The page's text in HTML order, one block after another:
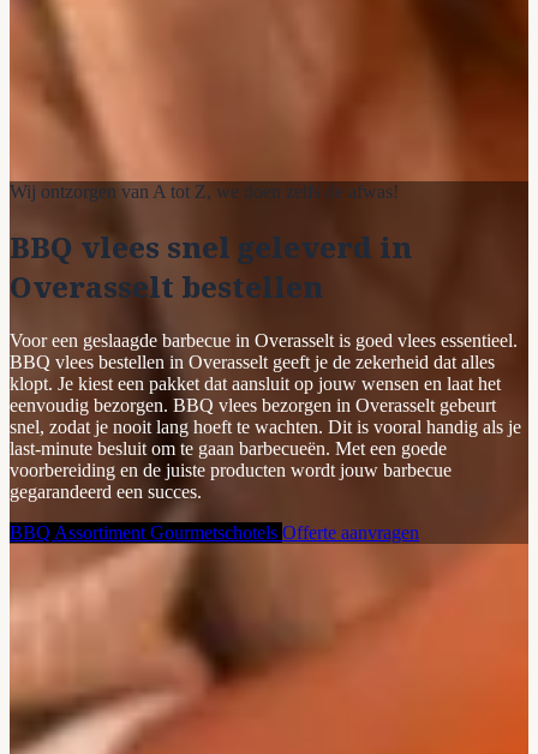
Wij ontzorgen van A tot Z, we doen zelfs de afwas!
BBQ vlees snel geleverd in
Overasselt bestellen
Voor een geslaagde barbecue in Overasselt is goed vlees essentieel.
BBQ vlees bestellen in Overasselt geeft je de zekerheid dat alles
klopt. Je kiest een pakket dat aansluit op jouw wensen en laat het
eenvoudig bezorgen. BBQ vlees bezorgen in Overasselt gebeurt
snel, zodat je nooit lang hoeft te wachten. Dit is vooral handig als je
last-minute besluit om te gaan barbecueën. Met een goede
voorbereiding en de juiste producten wordt jouw barbecue
gegarandeerd een succes.
BBQ Assortiment Gourmetschotels Offerte aanvragen